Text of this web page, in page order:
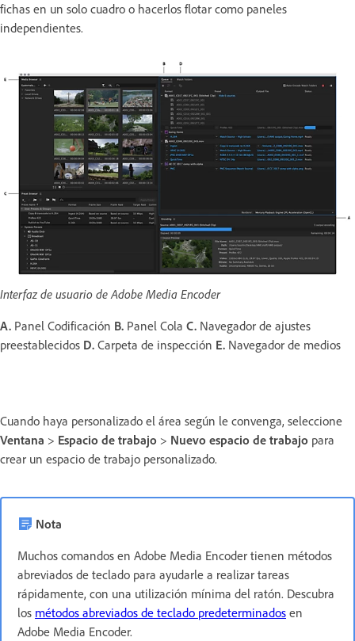
fichas en un solo cuadro o hacerlos flotar como paneles
independientes.
Interfaz de usuario de Adobe Media Encoder
A. Panel Codificación B. Panel Cola C. Navegador de ajustes
preestablecidos D. Carpeta de inspección E. Navegador de medios
Cuando haya personalizado el área según le convenga, seleccione
Ventana > Espacio de trabajo > Nuevo espacio de trabajo para
crear un espacio de trabajo personalizado.
Nota
Muchos comandos en Adobe Media Encoder tienen métodos
abreviados de teclado para ayudarle a realizar tareas
rápidamente, con una utilización mínima del ratón. Descubra
los métodos abreviados de teclado predeterminados en
Adobe Media Encoder.